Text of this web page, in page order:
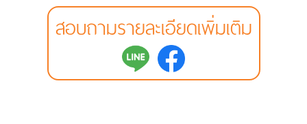
สอบถามรายละเอียดเพิ่มเติม